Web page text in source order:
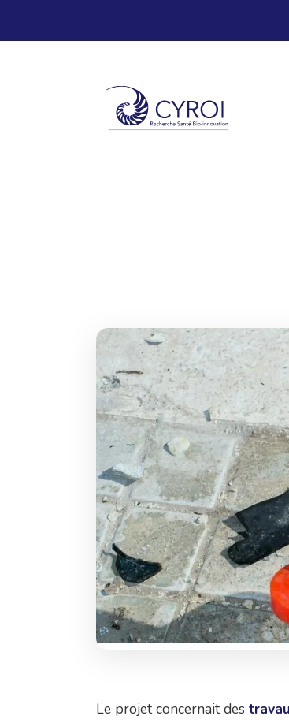
Le projet concernait des